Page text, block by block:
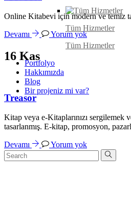
Tüm Hizmetler
Tüm Hizmetler
Portfolyo
Hakkımızda
Blog
Bir projeniz mi var?
Online Kitabevi için modern ve temiz
Devamı Yorum yok
16 Kas
Treasor
Kitap veya e-Kitaplarınızı sergilemek
tasarlanmış. E-kitap, promosyon,
Devamı Yorum yok